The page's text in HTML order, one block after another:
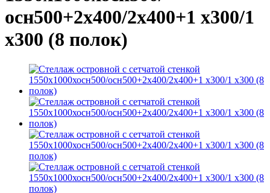
осн500+2х400/2х400+1 х300/1
х300 (8 полок)